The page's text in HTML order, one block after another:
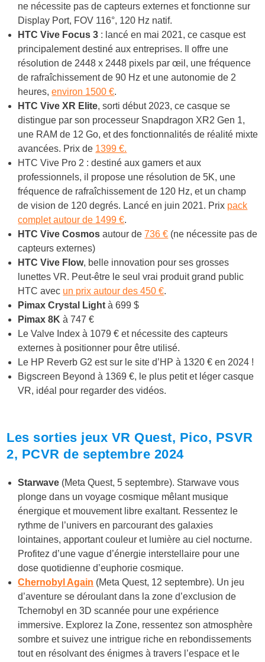
ne nécessite pas de capteurs externes et fonctionne sur
Display Port, FOV 116°, 120 Hz natif.
HTC Vive Focus 3 : lancé en mai 2021, ce casque est
principalement destiné aux entreprises. Il offre une
résolution de 2448 x 2448 pixels par œil, une fréquence
de rafraîchissement de 90 Hz et une autonomie de 2
heures,environ 1500 €.
HTC Vive XR Elite, sorti début 2023, ce casque se
distingue par son processeur Snapdragon XR2 Gen 1,
une RAM de 12 Go, et des fonctionnalités de réalité mixte
avancées. Prix de 1399 €.
HTC Vive Pro 2 : destiné aux gamers et aux
professionnels, il propose une résolution de 5K, une
fréquence de rafraîchissement de 120 Hz, et un champ
de vision de 120 degrés. Lancé en juin 2021. Prix pack
complet autour de 1499 €.
HTC Vive Cosmos autour de736 € (ne nécessite pas de
capteurs externes)
HTC Vive Flow, belle innovation pour ses grosses
lunettes VR. Peut-être le seul vrai produit grand public
HTC avec un prix autour des 450 €.
Pimax Crystal Light à 699 $
Pimax 8Kà 747 €
Le Valve Index à 1079 € et nécessite des capteurs
externes à positionner pour être utilisé.
Le HP Reverb G2 est sur le site d’HP à 1320 € en 2024 !
Bigscreen Beyond à 1369 €, le plus petit et léger casque
VR, idéal pour regarder des vidéos.
Les sorties jeux VR Quest, Pico, PSVR
2, PCVR de septembre 2024
Starwave (Meta Quest, 5 septembre). Starwave vous
plonge dans un voyage cosmique mêlant musique
énergique et mouvement libre exaltant. Ressentez le
rythme de l’univers en parcourant des galaxies
lointaines, apportant couleur et lumière au ciel nocturne.
Profitez d’une vague d’énergie interstellaire pour une
dose quotidienne d’euphorie cosmique.
Chernobyl Again (Meta Quest, 12 septembre). Un jeu
d’aventure se déroulant dans la zone d’exclusion de
Tchernobyl en 3D scannée pour une expérience
immersive. Explorez la Zone, ressentez son atmosphère
sombre et suivez une intrigue riche en rebondissements
tout en résolvant des énigmes à travers l’espace et le